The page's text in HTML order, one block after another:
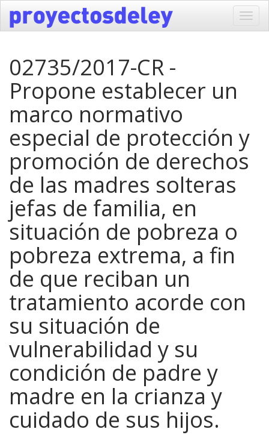
02735/2017-CR -
Propone establecer un
marco normativo
especial de protección y
promoción de derechos
de las madres solteras
jefas de familia, en
situación de pobreza o
pobreza extrema, a fin
de que reciban un
tratamiento acorde con
su situación de
vulnerabilidad y su
condición de padre y
madre en la crianza y
cuidado de sus hijos.